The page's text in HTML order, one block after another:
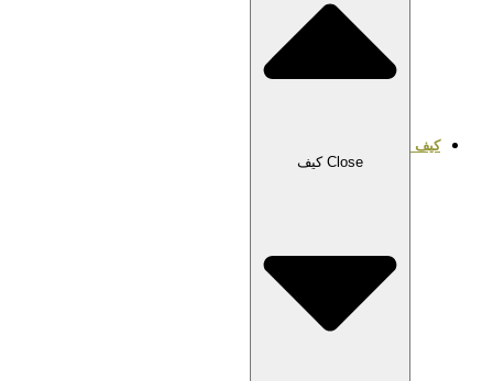
کیف
Close کیف